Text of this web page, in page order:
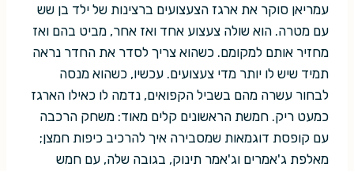
עמריאן סוקר את ארגז הצעצועים ברצינות של ילד בן שש
עם מטרה. הוא שולה צעצוע אחד ואז אחר, מביט בהם ואז
מחזיר אותם למקומם. כשהוא צריך לסדר את החדר נראה
תמיד שיש לו יותר מדי צעצועים. עכשיו, כשהוא מנסה
לבחור עשרה מהם בשביל הקפואים, נדמה לו כאילו הארגז
כמעט ריק. חמשת הראשונים קלים מאוד: משחק הרכבה
עם קופסת דוגמאות שמסבירה איך להרכיב כיפות חמצן;
מאלפת ג'אמרים וג'אמר תינוק, בגובה שלה, עם חמש